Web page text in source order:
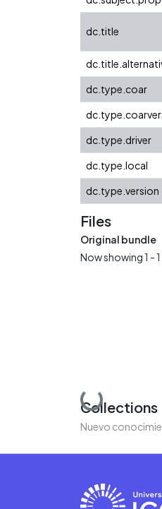
dc.title
dc.type.coar
dc.type.driver
dc.type.local
dc.type.version
Files
Original bundle
Now showing1 -
Loading...
Collections
Nuevo